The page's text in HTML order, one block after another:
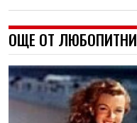
ОЩЕ ОТ ЛЮБОПИТНИ